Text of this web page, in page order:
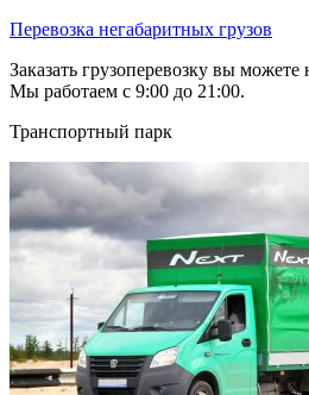
Перевозка негабаритных грузов
Заказать грузоперевозку вы
Мы работаем с 9:00 до 21:00.
Транспортный парк